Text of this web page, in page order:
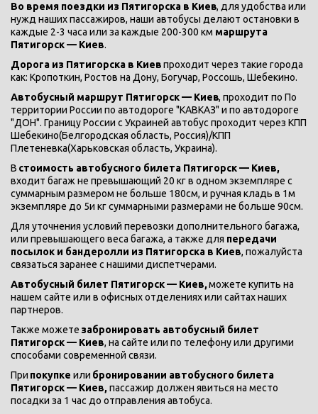
Во время поездки из Пятигорска в Киев, для удобства или
нужд наших пассажиров, наши автобусы делают остановки в
каждые 2-3 часа или за каждые 200-300 км маршрута
Пятигорск — Киев.
Дорога из Пятигорска в Киев проходит через такие города
как: Кропоткин, Ростов на Дону, Богучар, Россошь, Шебекино.
Автобусный маршрут Пятигорск — Киев, проходит по По
территории России по автодороге "КАВКАЗ" и по автодороге
"ДОН". Границу России с Украиней автобус проходит через КПП
Шебекино(Белгородская область, Россия)/КПП
Плетеневка(Харьковская область, Украина).
В стоимость автобусного билета Пятигорск — Киев,
входит багаж не превышающий 20 кг в одном экземпляре с
суммарным размером не больше 180см, и ручная кладь в 1м
экземпляре до 5и кг суммарными размерами не больше 90см.
Для уточнения условий перевозки дополнительного багажа,
или превышающего веса багажа, а также для передачи
посылок и бандеролли из Пятигорска в Киев, пожалуйста
связаться заранее с нашими диспетчерами.
Автобусный билет Пятигорск — Киев, можете купить на
нашем сайте или в офисных отделениях или сайтах наших
партнеров.
Также можете забронировать автобусный билет
Пятигорск — Киев, на сайте или по телефону или другими
способами современной связи.
При покупке или бронировании автобусного билета
Пятигорск — Киев, пассажир должен явиться на место
посадки за 1 час до отправления автобуса.